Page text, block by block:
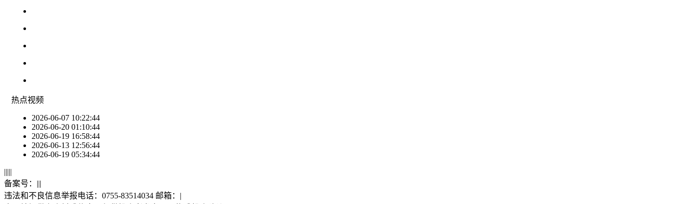
热点视频
2026-06-07 10:22:44
2026-06-20 01:10:44
2026-06-19 16:58:44
2026-06-13 12:56:44
2026-06-19 05:34:44
|||||
备案号： |||
违法和不良信息举报电话：0755-83514034 邮箱： |